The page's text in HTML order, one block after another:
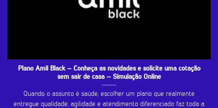
Plano Amil Black – Conheça as novidades e solicite uma cotação
sem sair de casa – Simulação Online
Quando o assunto é saúde, escolher um plano que realmente
entregue qualidade, agilidade e atendimento diferenciado faz toda a